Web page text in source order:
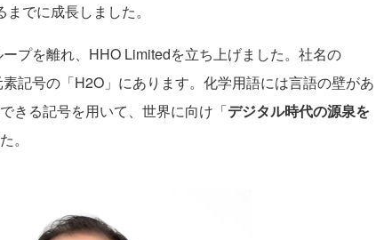
でに成長しました。
プを離れ、HHO Limitedを立ち上げました。社名の
素記号の「H2O」にあります。化学用語には言語の壁があ
きる記号を用いて、世界に向け「デジタル時代の源泉を
。